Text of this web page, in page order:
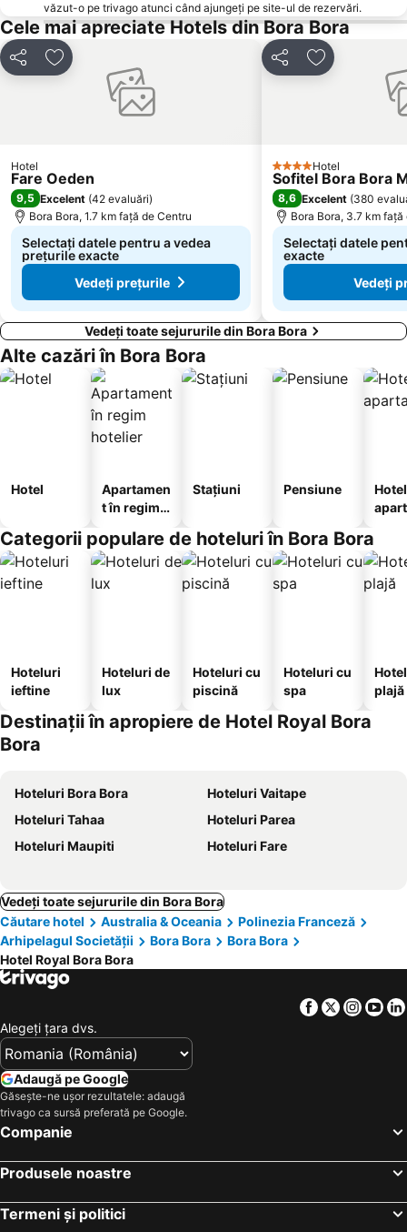
văzut-o pe trivago atunci când ajungeți pe site-ul de rezervări.
Cele mai apreciate Hotels din Bora Bora
DistribuițiAdăugaţi la favorite
Hotel
Fare Oeden
9,5 Excelent (42 evaluări)
Bora Bora, 1.7 km faţă de Centru
Selectați datele pentru a vedea
prețurile exacte
Vedeți prețurile
DistribuițiAdăugaţi la
4 SteleHotel
Sofitel Bora Bora
8,6 Excelent (380
Bora Bora, 3.7 km faţă
Selectați datele
exacte
Vedeți
Vedeți toate sejururile din Bora Bora
Alte cazări în Bora Bora
Hotel
Apartamen
t în regim
Stațiuni Pensiune
Categorii populare de hoteluri în Bora Bora
Hoteluri
ieftine
Hoteluri de
lux
Hoteluri cu
piscină
Hoteluri cu
spa
plajă
Destinații în apropiere de Hotel Royal Bora
Bora
Hoteluri Bora Bora
Hoteluri Vaitape
Hoteluri Tahaa
Hoteluri Parea
Hoteluri Maupiti
Hoteluri Fare
Vedeți toate sejururile din Bora Bora
Căutare hotel
Australia & Oceania
Polinezia Franceză
Arhipelagul Societății
Bora Bora
Bora Bora
Hotel Royal Bora Bora
Facebook
Twitter
Alegeţi ţara dvs.
Adaugă pe Google
Găsește-ne ușor rezultatele: adaugă
trivago ca sursă preferată pe Google.
Companie
Produsele noastre
Termeni și politici